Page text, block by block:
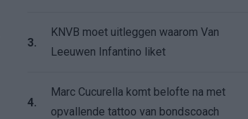
3.
KNVB moet uitleggen waarom Van
Leeuwen Infantino liket
4.
Marc Cucurella komt belofte na met
opvallende tattoo van bondscoach